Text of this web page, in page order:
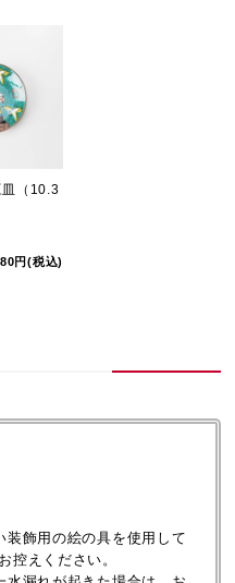
皿（10.3
円(税込)
飾用の絵の具を使用して
控えください。